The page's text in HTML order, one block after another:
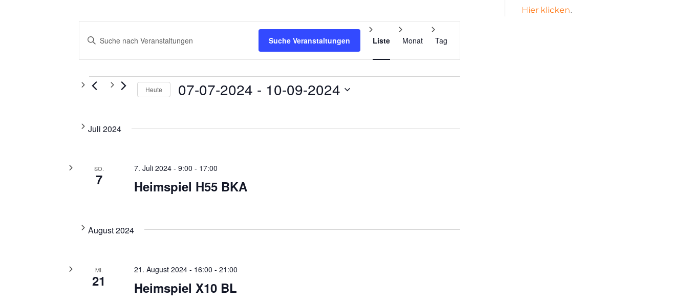
Suche
und
Ansichten,
Navigation
Bitte
eingeben.
nach
Veranstaltungen
Suche Veranstaltungen
Veranstaltung
Ansichten-
Navigation
Liste Monat Tag
Veranstaltungen
Heute 07-07-2024 - 10-09-2024
Juli 2024
SO.
7 Heimspiel H55 BKA
7. Juli 2024 - 9:00 - 17:00
August 2024
MI.
21 Heimspiel X10 BL
21. August 2024 - 16:00 - 21:00
Hier klicken.